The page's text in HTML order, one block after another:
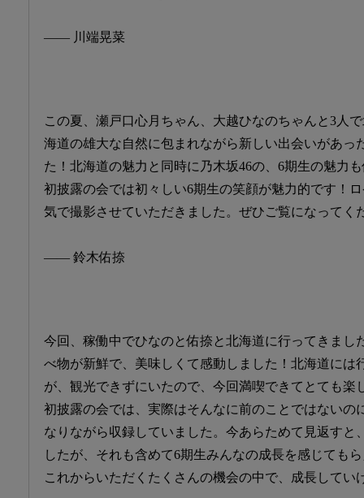
―― 川端晃菜
この夏、瀬戸口心月ちゃん、大越ひなのちゃんと3人
海道の雄大な自然に包まれながら新しい出会いがあっ
た！北海道の魅力と同時に乃木坂46の、6期生の魅力
初披露の会では初々しい6期生の笑顔が魅力的です！
気で撮影させていただきました。ぜひご覧になってく
―― 鈴木佑捺
今回、稼働中でひなのと佑捺と北海道に行ってきまし
べ物が新鮮で、美味しくて感動しました！北海道には
が、観光できずにいたので、今回満喫できてとても楽
初披露の会では、実際はそんなに前のことではないの
なりながら収録していました。今あらためて見返すと
したが、それも含めて6期生みんなの成長を感じても
これからいただくたくさんの機会の中で、成長してい